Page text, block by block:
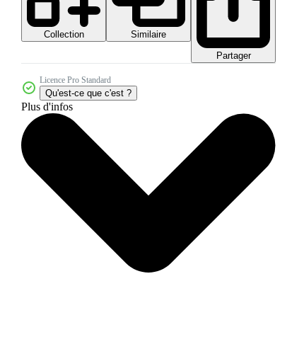
Collection
Similaire
Partager
Licence Pro Standard
Qu'est-ce que c'est ?
Plus d'infos